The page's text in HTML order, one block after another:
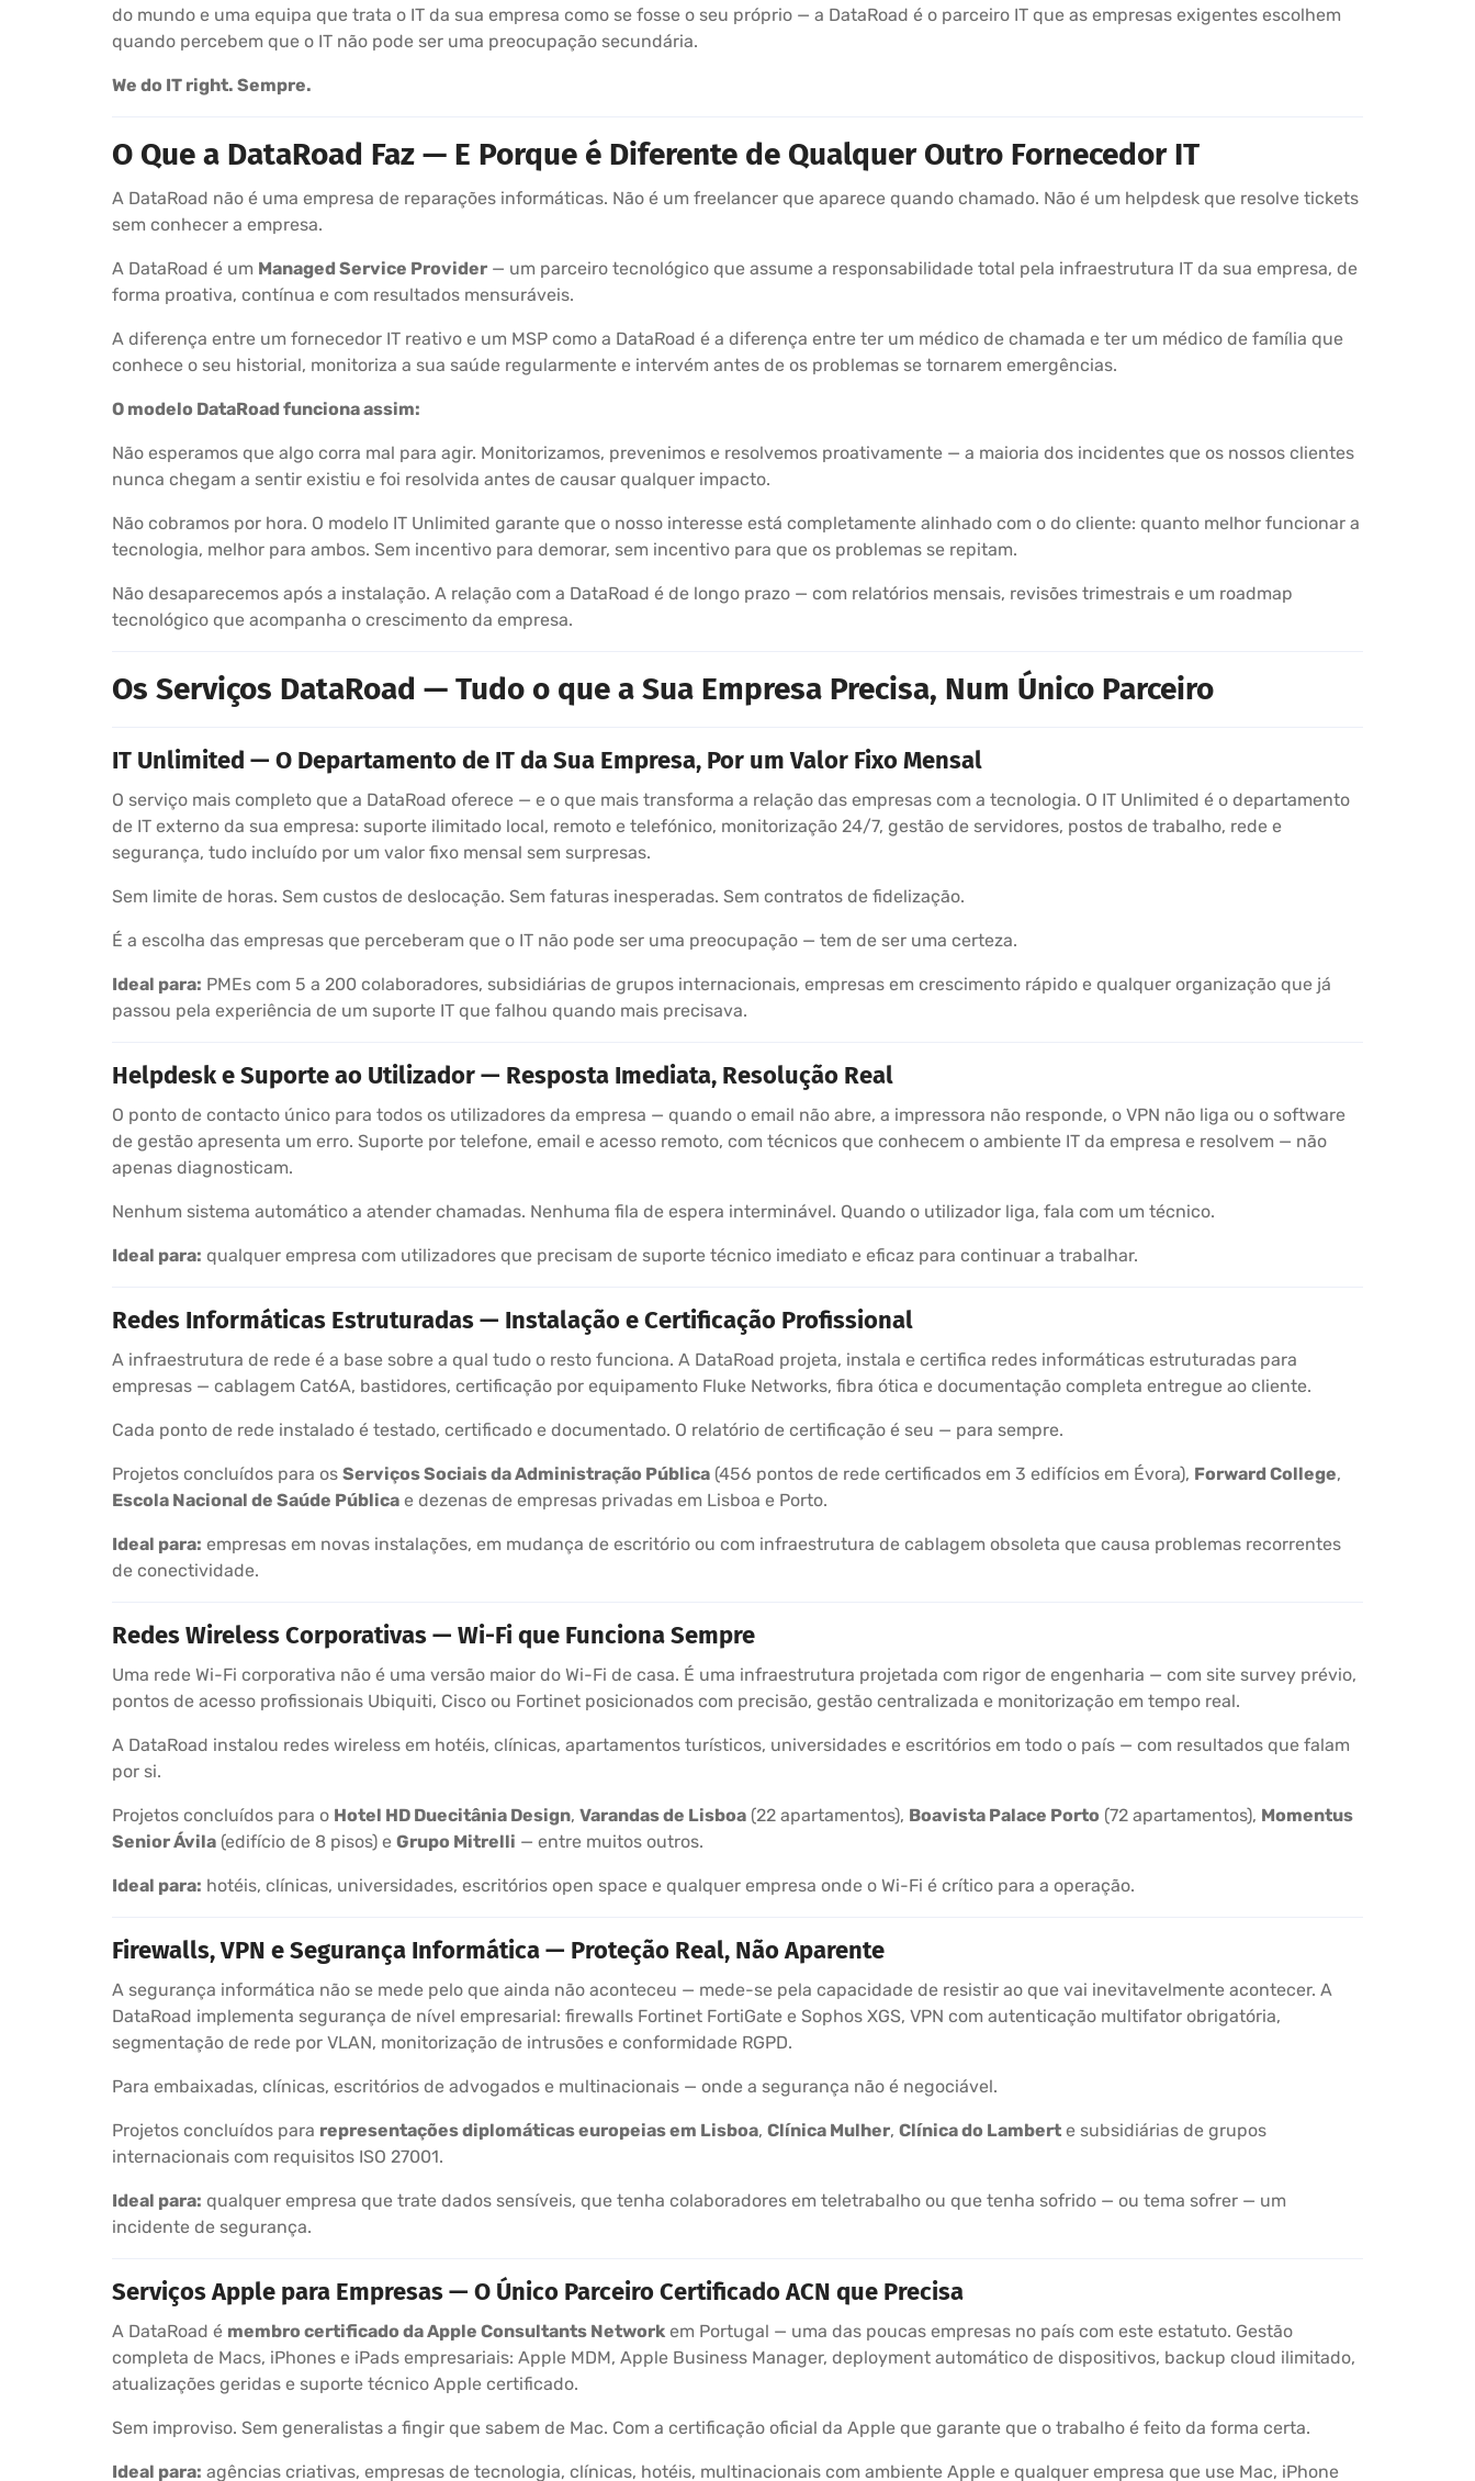
do mundo e uma equipa que trata o IT da sua empresa como se fosse o seu próprio — a DataRoad é o parceiro IT que as empresas exigentes escolhem
quando percebem que o IT não pode ser uma preocupação secundária.
We do IT right. Sempre.
O Que a DataRoad Faz — E Porque é Diferente de Qualquer Outro Fornecedor IT
A DataRoad não é uma empresa de reparações informáticas. Não é um freelancer que aparece quando chamado. Não é um helpdesk que resolve tickets
sem conhecer a empresa.
A DataRoad é um Managed Service Provider — um parceiro tecnológico que assume a responsabilidade total pela infraestrutura IT da sua empresa, de
forma proativa, contínua e com resultados mensuráveis.
A diferença entre um fornecedor IT reativo e um MSP como a DataRoad é a diferença entre ter um médico de chamada e ter um médico de família que
conhece o seu historial, monitoriza a sua saúde regularmente e intervém antes de os problemas se tornarem emergências.
O modelo DataRoad funciona assim:
Não esperamos que algo corra mal para agir. Monitorizamos, prevenimos e resolvemos proativamente — a maioria dos incidentes que os nossos clientes
nunca chegam a sentir existiu e foi resolvida antes de causar qualquer impacto.
Não cobramos por hora. O modelo IT Unlimited garante que o nosso interesse está completamente alinhado com o do cliente: quanto melhor funcionar a
tecnologia, melhor para ambos. Sem incentivo para demorar, sem incentivo para que os problemas se repitam.
Não desaparecemos após a instalação. A relação com a DataRoad é de longo prazo — com relatórios mensais, revisões trimestrais e um roadmap
tecnológico que acompanha o crescimento da empresa.
Os Serviços DataRoad — Tudo o que a Sua Empresa Precisa, Num Único Parceiro
IT Unlimited — O Departamento de IT da Sua Empresa, Por um Valor Fixo Mensal
O serviço mais completo que a DataRoad oferece — e o que mais transforma a relação das empresas com a tecnologia. O IT Unlimited é o departamento
de IT externo da sua empresa: suporte ilimitado local, remoto e telefónico, monitorização 24/7, gestão de servidores, postos de trabalho, rede e
segurança, tudo incluído por um valor fixo mensal sem surpresas.
Sem limite de horas. Sem custos de deslocação. Sem faturas inesperadas. Sem contratos de fidelização.
É a escolha das empresas que perceberam que o IT não pode ser uma preocupação — tem de ser uma certeza.
Ideal para: PMEs com 5 a 200 colaboradores, subsidiárias de grupos internacionais, empresas em crescimento rápido e qualquer organização que já
passou pela experiência de um suporte IT que falhou quando mais precisava.
Helpdesk e Suporte ao Utilizador — Resposta Imediata, Resolução Real
O ponto de contacto único para todos os utilizadores da empresa — quando o email não abre, a impressora não responde, o VPN não liga ou o software
de gestão apresenta um erro. Suporte por telefone, email e acesso remoto, com técnicos que conhecem o ambiente IT da empresa e resolvem — não
apenas diagnosticam.
Nenhum sistema automático a atender chamadas. Nenhuma fila de espera interminável. Quando o utilizador liga, fala com um técnico.
Ideal para: qualquer empresa com utilizadores que precisam de suporte técnico imediato e eficaz para continuar a trabalhar.
Redes Informáticas Estruturadas — Instalação e Certificação Profissional
A infraestrutura de rede é a base sobre a qual tudo o resto funciona. A DataRoad projeta, instala e certifica redes informáticas estruturadas para
empresas — cablagem Cat6A, bastidores, certificação por equipamento Fluke Networks, fibra ótica e documentação completa entregue ao cliente.
Cada ponto de rede instalado é testado, certificado e documentado. O relatório de certificação é seu — para sempre.
Projetos concluídos para os Serviços Sociais da Administração Pública (456 pontos de rede certificados em 3 edifícios em Évora), Forward College,
Escola Nacional de Saúde Pública e dezenas de empresas privadas em Lisboa e Porto.
Ideal para: empresas em novas instalações, em mudança de escritório ou com infraestrutura de cablagem obsoleta que causa problemas recorrentes
de conectividade.
Redes Wireless Corporativas — Wi-Fi que Funciona Sempre
Uma rede Wi-Fi corporativa não é uma versão maior do Wi-Fi de casa. É uma infraestrutura projetada com rigor de engenharia — com site survey prévio,
pontos de acesso profissionais Ubiquiti, Cisco ou Fortinet posicionados com precisão, gestão centralizada e monitorização em tempo real.
A DataRoad instalou redes wireless em hotéis, clínicas, apartamentos turísticos, universidades e escritórios em todo o país — com resultados que falam
por si.
Projetos concluídos para o Hotel HD Duecitânia Design, Varandas de Lisboa (22 apartamentos), Boavista Palace Porto (72 apartamentos), Momentus
Senior Ávila (edifício de 8 pisos) e Grupo Mitrelli — entre muitos outros.
Ideal para: hotéis, clínicas, universidades, escritórios open space e qualquer empresa onde o Wi-Fi é crítico para a operação.
Firewalls, VPN e Segurança Informática — Proteção Real, Não Aparente
A segurança informática não se mede pelo que ainda não aconteceu — mede-se pela capacidade de resistir ao que vai inevitavelmente acontecer. A
DataRoad implementa segurança de nível empresarial: firewalls Fortinet FortiGate e Sophos XGS, VPN com autenticação multifator obrigatória,
segmentação de rede por VLAN, monitorização de intrusões e conformidade RGPD.
Para embaixadas, clínicas, escritórios de advogados e multinacionais — onde a segurança não é negociável.
Projetos concluídos para representações diplomáticas europeias em Lisboa, Clínica Mulher, Clínica do Lambert e subsidiárias de grupos
internacionais com requisitos ISO 27001.
Ideal para: qualquer empresa que trate dados sensíveis, que tenha colaboradores em teletrabalho ou que tenha sofrido — ou tema sofrer — um
incidente de segurança.
Serviços Apple para Empresas — O Único Parceiro Certificado ACN que Precisa
A DataRoad é membro certificado da Apple Consultants Network em Portugal — uma das poucas empresas no país com este estatuto. Gestão
completa de Macs, iPhones e iPads empresariais: Apple MDM, Apple Business Manager, deployment automático de dispositivos, backup cloud ilimitado,
atualizações geridas e suporte técnico Apple certificado.
Sem improviso. Sem generalistas a fingir que sabem de Mac. Com a certificação oficial da Apple que garante que o trabalho é feito da forma certa.
Ideal para: agências criativas, empresas de tecnologia, clínicas, hotéis, multinacionais com ambiente Apple e qualquer empresa que use Mac, iPhone